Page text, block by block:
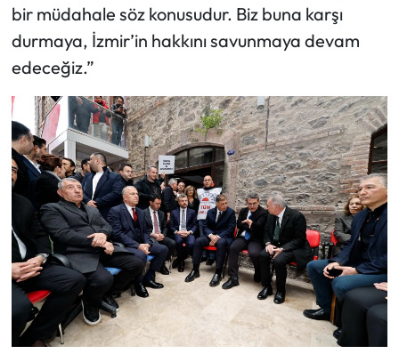
bir müdahale söz konusudur. Biz buna karşı
durmaya, İzmir’in hakkını savunmaya devam
edeceğiz.”